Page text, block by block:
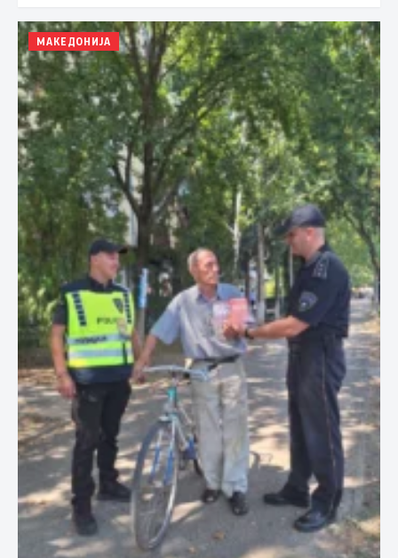
МАКЕДОНИЈА